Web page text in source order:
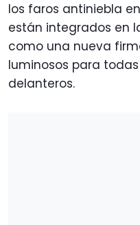
los faros antiniebla
están integrados en
como una nueva
luminosos para
delanteros.